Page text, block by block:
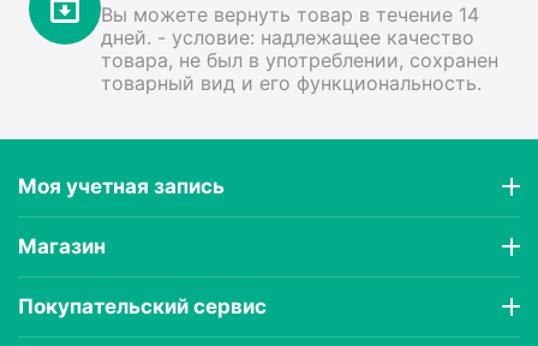
Вы можете вернуть товар в течение 14
дней. - условие: надлежащее качество
товара, не был в употреблении, сохранен
товарный вид и его функциональность.
Моя учетная запись
Магазин
Покупательский сервис